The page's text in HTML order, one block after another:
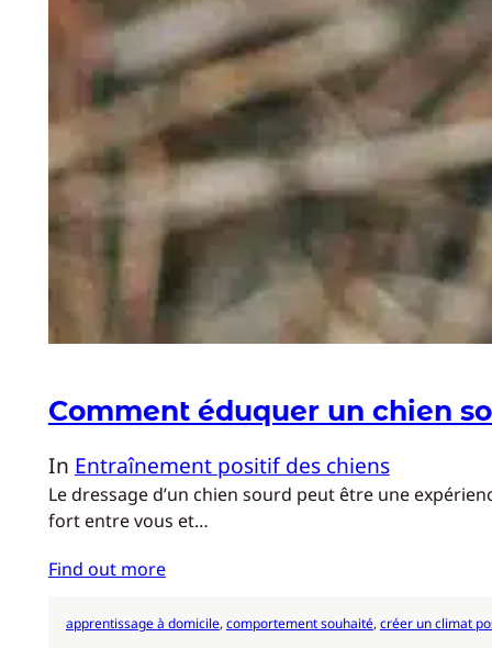
Comment éduquer un chien
In Entraînement positif des chiens
Le dressage d’un chien sourd peut être une
fort entre vous et…
Find out more
apprentissage à domicile, comportement souhaité, créer un climat